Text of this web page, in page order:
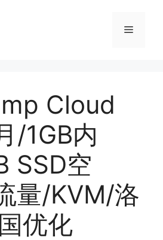
菜
Cloud
/1GB内
SSD空
量/KVM/洛
优化